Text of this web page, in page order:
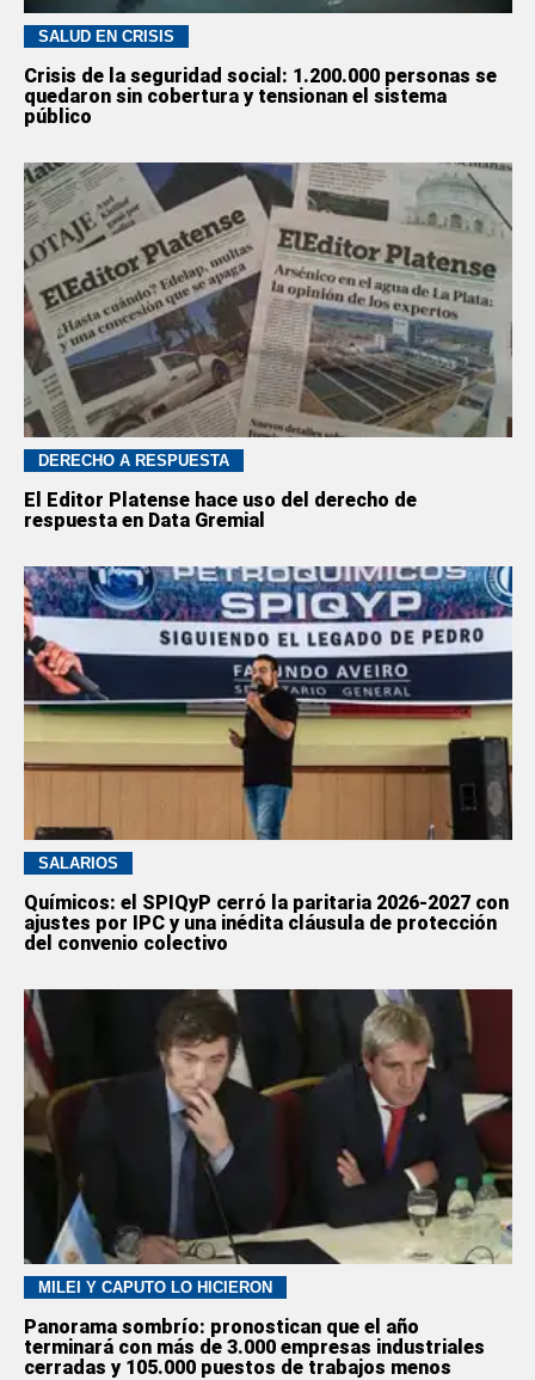
SALUD EN CRISIS
Crisis de la seguridad social: 1.200.000 personas se
quedaron sin cobertura y tensionan el sistema
público
DERECHO A RESPUESTA
El Editor Platense hace uso del derecho de
respuesta en Data Gremial
SALARIOS
Químicos: el SPIQyP cerró la paritaria 2026-2027 con
ajustes por IPC y una inédita cláusula de protección
del convenio colectivo
MILEI Y CAPUTO LO HICIERON
Panorama sombrío: pronostican que el año
terminará con más de 3.000 empresas industriales
cerradas y 105.000 puestos de trabajos menos